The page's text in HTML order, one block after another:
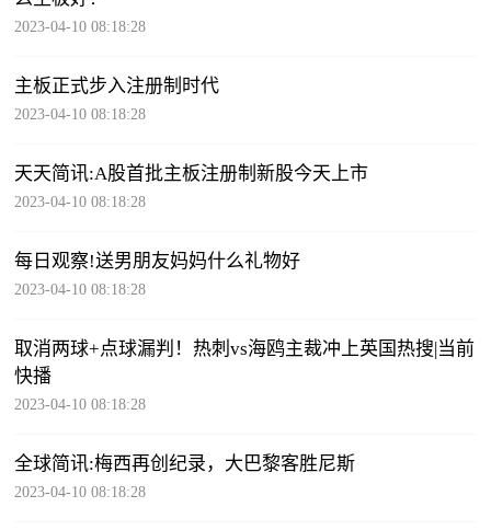
2023-04-10 08:18:28
主板正式步入注册制时代
2023-04-10 08:18:28
天天简讯:A股首批主板注册制新股今天上市
2023-04-10 08:18:28
每日观察!送男朋友妈妈什么礼物好
2023-04-10 08:18:28
取消两球+点球漏判！热刺vs海鸥主裁冲上英国热搜|当前
快播
2023-04-10 08:18:28
全球简讯:梅西再创纪录，大巴黎客胜尼斯
2023-04-10 08:18:28